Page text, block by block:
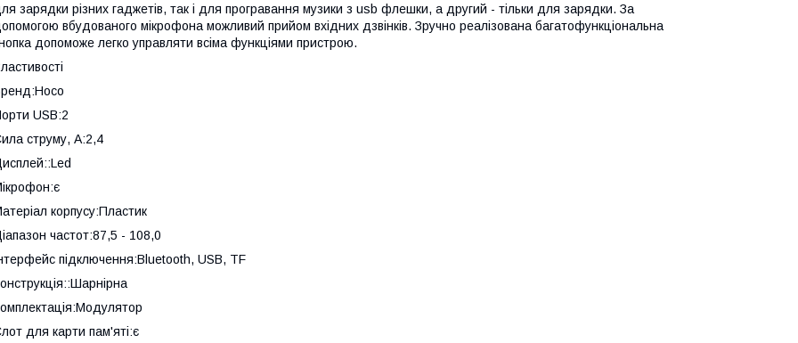
зарядки різних гаджетів, так і для програвання музики з usb флешки, а другий - тільки для зарядки. За
вбудованого мікрофона можливий прийом вхідних дзвінків. Зручно реалізована багатофункціональна
допоможе легко управляти всіма функціями пристрою.
USB:2
струму, А:2,4
корпусу:Пластик
частот:87,5 - 108,0
підключення:Bluetooth, USB, TF
для карти пам'яті:є